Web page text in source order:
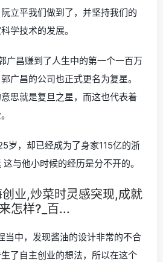
立平我们做到了，并坚持我们的
学技术的发展。
广昌赚到了人生中的第一个一百万
广昌的公司也正式更名为复星。
思就是复旦之星，而这也代表着
岁，却已经成为了身家115亿的浙
与他小时候的经历是分不开的。
业,炒菜时灵感突现,成就
怎样?_百...
当中，发现酱油的设计非常的不合
了自主创业的想法，所以在这个